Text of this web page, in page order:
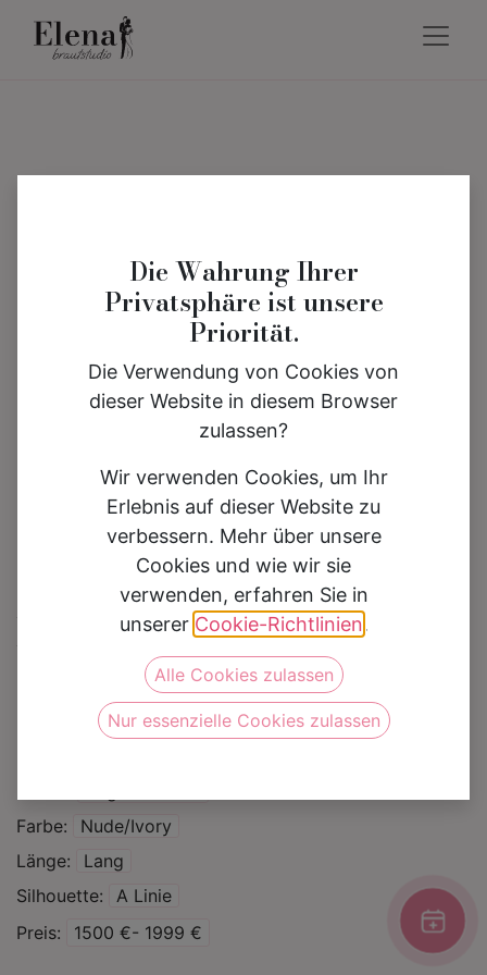
Brautkleid 1051
Auf die Wunschliste
Farbe
Nude/Ivory
Länge
Lang
Silhouette
A Linie
Preis
1500 €- 1999 €
Die Wahrung Ihrer
Privatsphäre ist unsere
Priorität.
Die Verwendung von Cookies von
dieser Website in diesem Browser
zulassen?
Wir verwenden Cookies, um Ihr
Erlebnis auf dieser Website zu
verbessern. Mehr über unsere
Cookies und wie wir sie
verwenden, erfahren Sie in
unserer Cookie-Richtlinien.
Alle Cookies zulassen
Nur essenzielle Cookies zulassen